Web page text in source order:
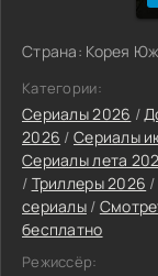
Страна: Корея
Категории:
Сериалы 2026 /
2026 / Сериалы
Сериалы лета
/ Триллеры 2026 /
сериалы/
бесплатно
Режиссёр: